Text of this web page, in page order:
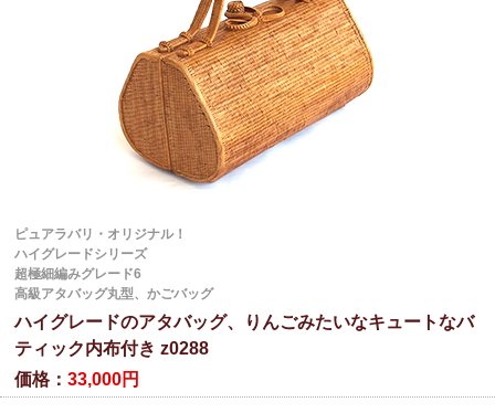
ピュアラバリ・オリジナル！
ハイグレードシリーズ
超極細編みグレード6
高級アタバッグ丸型、かごバッグ
ハイグレードのアタバッグ、りんごみたいなキュートなバ
ティック内布付き z0288
価格：33,000円